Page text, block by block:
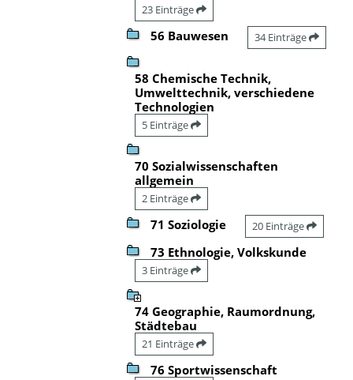
23 Einträge
56 Bauwesen 34 Einträge
58 Chemische Technik,
Umwelttechnik, verschiedene
Technologien
5 Einträge
70 Sozialwissenschaften
allgemein
2 Einträge
71 Soziologie 20 Einträge
73 Ethnologie, Volkskunde
3 Einträge
74 Geographie, Raumordnung,
Städtebau
21 Einträge
76 Sportwissenschaft